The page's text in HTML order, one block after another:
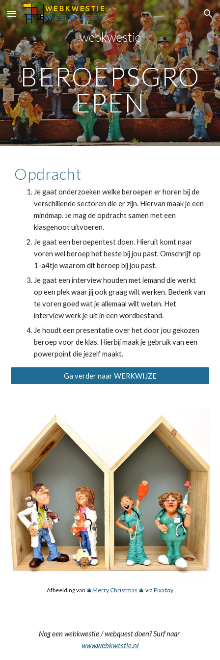
Skip to main content Skip to navigation
webkwestie
BEROEPSGRO
EPEN
Opdracht
Je gaat onderzoeken welke beroepen er horen bij de
verschillende sectoren die er zijn. Hiervan maak je een
mindmap. Je mag de opdracht samen met een
klasgenoot uitvoeren.
Je gaat een beroepentest doen. Hieruit komt naar
voren wel beroep het beste bij jou past. Omschrijf op
1-a4tje waarom dit beroep bij jou past.
Je gaat een interview houden met iemand die werkt
op een plek waar jij ook graag wilt werken. Bedenk van
te voren goed wat je allemaal wilt weten. Het
interview werk je uit in een wordbestand.
Je houdt een presentatie over het door jou gekozen
beroep voor de klas. Hierbij maak je gebruik van een
powerpoint die jezelf maakt.
Ga verder naar WERKWIJZE
Afbeelding van 🎄Merry Christmas 🎄 via Pixabay
Nog een webkwestie / webquest doen? Surf naar
www.webkwestie.nl